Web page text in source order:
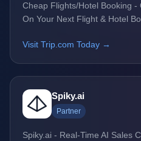
Cheap Flights/Hotel Booking
On Your Next Flight & Hotel
Visit Trip.com Today →
Spiky.ai
Partner
Spiky.ai - Real-Time AI Sales